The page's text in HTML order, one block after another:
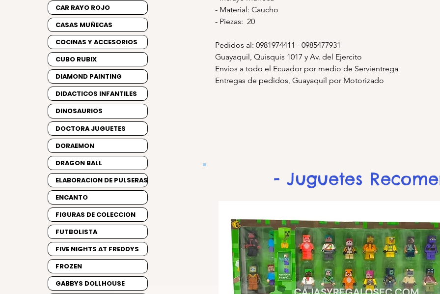
- Material: Caucho
- Piezas: 20
Pedidos al: 0981974411 - 0985477931
Guayaquil, Quisquis 1017 y Av. del Ejercito
Envios a todo el Ecuador por medio de Servientrega
Entregas de pedidos, Guayaquil por Motorizado
- Juguetes
CAR RAYO ROJO
CASAS MUÑECAS
COCINAS Y ACCESORIOS
CUBO RUBIX
DIAMOND PAINTING
DIDACTICOS INFANTILES
DINOSAURIOS
DOCTORA JUGUETES
DORAEMON
DRAGON BALL
ELABORACION DE PULSERAS
ENCANTO
FIGURAS DE COLECCION
FUTBOLISTA
FIVE NIGHTS AT FREDDYS
FROZEN
GABBYS DOLLHOUSE